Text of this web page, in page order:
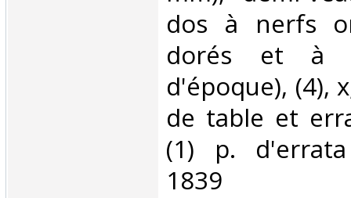
dos à nerfs
dorés et à
d'époque), (4),
de table et
(1) p.
1839‎